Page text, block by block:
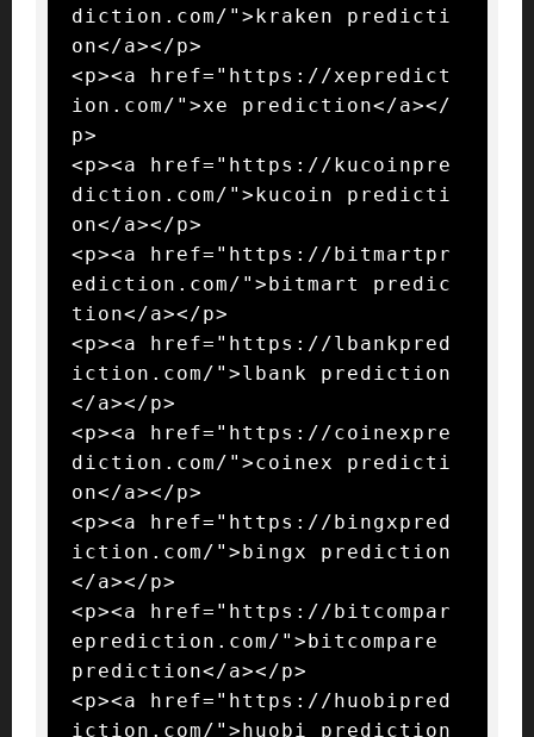
diction.com/">kraken predicti
on</a></p>
<p><a href="https://xepredict
ion.com/">xe prediction</a></
p>
<p><a href="https://kucoinpre
diction.com/">kucoin predicti
on</a></p>
<p><a href="https://bitmartpr
ediction.com/">bitmart predic
tion</a></p>
<p><a href="https://lbankpred
iction.com/">lbank prediction
</a></p>
<p><a href="https://coinexpre
diction.com/">coinex predicti
on</a></p>
<p><a href="https://bingxpred
iction.com/">bingx prediction
</a></p>
<p><a href="https://bitcompar
eprediction.com/">bitcompare
prediction</a></p>
<p><a href="https://huobipred
iction.com/">huobi prediction